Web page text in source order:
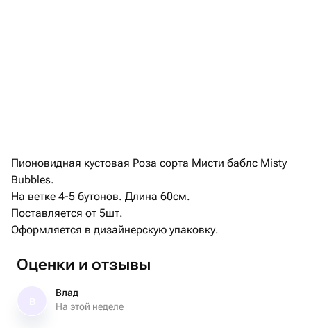
Пионовидная кустовая Роза сорта Мисти баблс Misty
Bubbles.
На ветке 4-5 бутонов. Длина 60см.
Поставляется от 5шт.
Оформляется в дизайнерскую упаковку.
Оценки и отзывы
Влад
На этой неделе